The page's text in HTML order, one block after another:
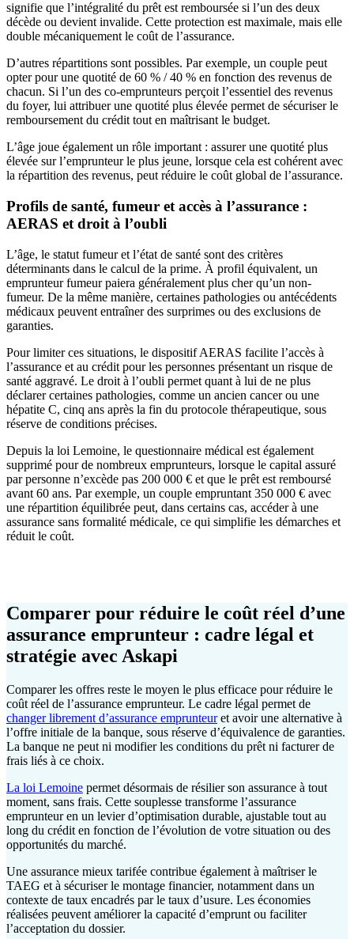
signifie que l’intégralité du prêt est remboursée si l’un des deux
décède ou devient invalide. Cette protection est maximale, mais elle
double mécaniquement le coût de l’assurance.
D’autres répartitions sont possibles. Par exemple, un couple peut
opter pour une quotité de 60 % / 40 % en fonction des revenus de
chacun. Si l’un des co-emprunteurs perçoit l’essentiel des revenus
du foyer, lui attribuer une quotité plus élevée permet de sécuriser le
remboursement du crédit tout en maîtrisant le budget.
L’âge joue également un rôle important : assurer une quotité plus
élevée sur l’emprunteur le plus jeune, lorsque cela est cohérent avec
la répartition des revenus, peut réduire le coût global de l’assurance.
Profils de santé, fumeur et accès à l’assurance :
AERAS et droit à l’oubli
L’âge, le statut fumeur et l’état de santé sont des critères
déterminants dans le calcul de la prime. À profil équivalent, un
emprunteur fumeur paiera généralement plus cher qu’un non-
fumeur. De la même manière, certaines pathologies ou antécédents
médicaux peuvent entraîner des surprimes ou des exclusions de
garanties.
Pour limiter ces situations, le dispositif AERAS facilite l’accès à
l’assurance et au crédit pour les personnes présentant un risque de
santé aggravé. Le droit à l’oubli permet quant à lui de ne plus
déclarer certaines pathologies, comme un ancien cancer ou une
hépatite C, cinq ans après la fin du protocole thérapeutique, sous
réserve de conditions précises.
Depuis la loi Lemoine, le questionnaire médical est également
supprimé pour de nombreux emprunteurs, lorsque le capital assuré
par personne n’excède pas 200 000 € et que le prêt est remboursé
avant 60 ans. Par exemple, un couple empruntant 350 000 € avec
une répartition équilibrée peut, dans certains cas, accéder à une
assurance sans formalité médicale, ce qui simplifie les démarches et
réduit le coût.
Comparer pour réduire le coût réel d’une
assurance emprunteur : cadre légal et
stratégie avec Askapi
Comparer les offres reste le moyen le plus efficace pour réduire le
coût réel de l’assurance emprunteur. Le cadre légal permet de
changer librement d’assurance emprunteuret avoir une alternative à
l’offre initiale de la banque, sous réserve d’équivalence de garanties.
La banque ne peut ni modifier les conditions du prêt ni facturer de
frais liés à ce choix.
La loi Lemoine permet désormais de résilier son assurance à tout
moment, sans frais. Cette souplesse transforme l’assurance
emprunteur en un levier d’optimisation durable, ajustable tout au
long du crédit en fonction de l’évolution de votre situation ou des
opportunités du marché.
Une assurance mieux tarifée contribue également à maîtriser le
TAEG et à sécuriser le montage financier, notamment dans un
contexte de taux encadrés par le taux d’usure. Les économies
réalisées peuvent améliorer la capacité d’emprunt ou faciliter
l’acceptation du dossier.